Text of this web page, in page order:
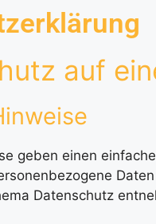
auf
geben einen
Datenschutz